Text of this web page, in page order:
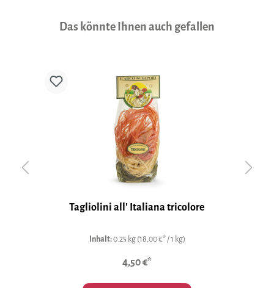
Produktgalerie überspringen
Das könnte Ihnen auch gefallen
Tagliolini all' Italiana tricolore
Inhalt:0.25 kg (18,00 €* / 1 kg)
4,50 €*